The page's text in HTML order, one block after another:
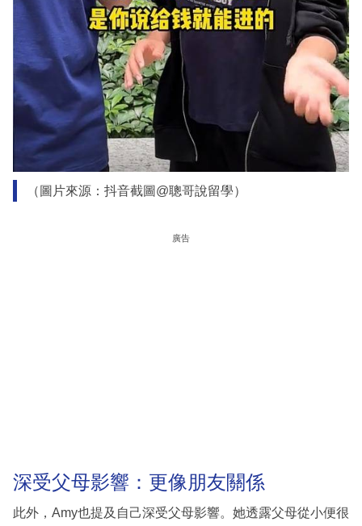
（圖片來源：抖音截圖@聰哥說留學）
廣告
深受父母影響：更像朋友關係
此外，Amy也提及自己深受父母影響。她透露父母從小便很